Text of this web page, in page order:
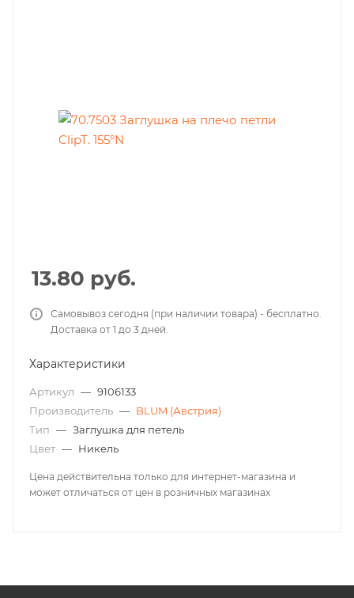
13.80 руб.
Самовывоз сегодня (при наличии товара) - бесплатно.
Доставка от 1 до 3 дней.
Характеристики
Артикул — 9106133
Производитель — BLUM (Австрия)
Тип — Заглушка для петель
Цвет — Никель
Цена действительна только для интернет-магазина и
может отличаться от цен в розничных магазинах